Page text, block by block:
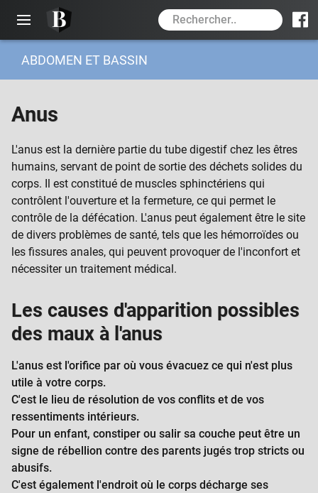
BIOLOGEEK
RESSOURCES
PEAU
TÊTE ET CERVEAU
YEUX
NEZ OREILLES BOUCHE
BRAS ÉPAULES ET MAINS
RACHIS ET DOS
THORAX
ABDOMEN ET BASSIN
JAMBES GENOUX ET PIEDS
AUTRES
ABDOMEN ET BASSIN
Anus
L'anus est la dernière partie du tube digestif chez les êtres
humains, servant de point de sortie des déchets solides du
corps. Il est constitué de muscles sphinctériens qui
contrôlent l'ouverture et la fermeture, ce qui permet le
contrôle de la défécation. L'anus peut également être le site
de divers problèmes de santé, tels que les hémorroïdes ou
les fissures anales, qui peuvent provoquer de l'inconfort et
nécessiter un traitement médical.
Les causes d'apparition possibles
des maux à l'anus
L'anus est l'orifice par où vous évacuez ce qui n'est plus
utile à votre corps.
C'est le lieu de résolution de vos conflits et de vos
ressentiments intérieurs.
Pour un enfant, constiper ou salir sa couche peut être un
signe de rébellion contre des parents jugés trop stricts ou
abusifs.
C'est également l'endroit où le corps décharge ses